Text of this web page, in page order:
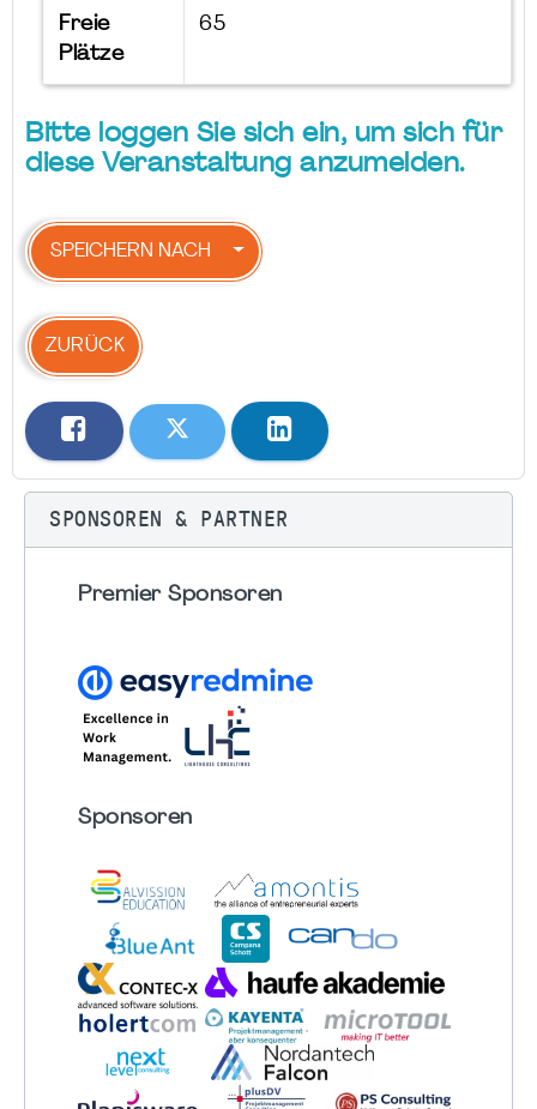
Freie
Plätze
65
Bitte loggen Sie sich ein, um sich für
diese Veranstaltung anzumelden.
SPEICHERN NACH
ZURÜCK
SPONSOREN & PARTNER
Premier Sponsoren
Sponsoren